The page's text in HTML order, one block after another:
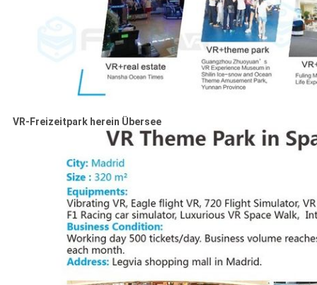
VR-Freizeitpark herein Übersee